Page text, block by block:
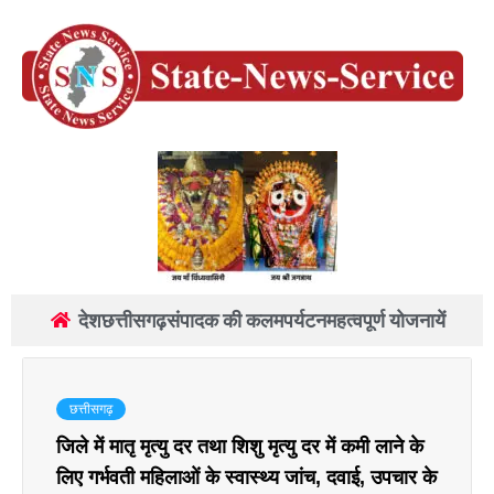
देशछत्तीसगढ़संपादक की कलमपर्यटनमहत्वपूर्ण योजनायें
छत्तीसगढ़
जिले में मातृ मृत्यु दर तथा शिशु मृत्यु दर में कमी लाने के
लिए गर्भवती महिलाओं के स्वास्थ्य जांच, दवाई, उपचार के